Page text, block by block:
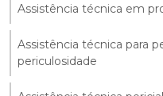
Assistência técnica em
Assistência técnica para
periculosidade